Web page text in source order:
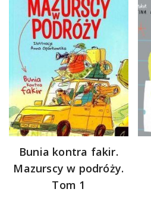
Bunia kontra fakir.
Mazurscy w podróży.
Tom 1